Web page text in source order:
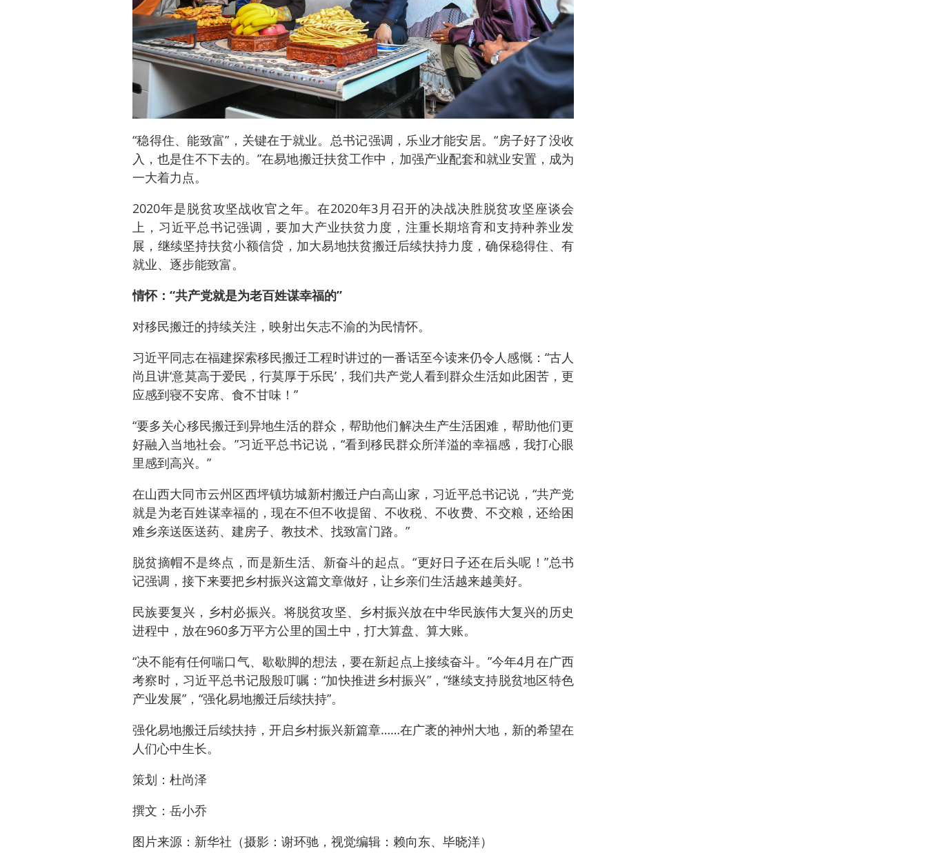
“稳得住、能致富”，关键在于就业。总书记强调，乐业才能安居。“房子好了没收
入，也是住不下去的。”在易地搬迁扶贫工作中，加强产业配套和就业安置，成为
一大着力点。
2020年是脱贫攻坚战收官之年。在2020年3月召开的决战决胜脱贫攻坚座谈会
上，习近平总书记强调，要加大产业扶贫力度，注重长期培育和支持种养业发
展，继续坚持扶贫小额信贷，加大易地扶贫搬迁后续扶持力度，确保稳得住、有
就业、逐步能致富。
情怀：“共产党就是为老百姓谋幸福的”
对移民搬迁的持续关注，映射出矢志不渝的为民情怀。
习近平同志在福建探索移民搬迁工程时讲过的一番话至今读来仍令人感慨：“古人
尚且讲‘意莫高于爱民，行莫厚于乐民’，我们共产党人看到群众生活如此困苦，更
应感到寝不安席、食不甘味！”
“要多关心移民搬迁到异地生活的群众，帮助他们解决生产生活困难，帮助他们更
好融入当地社会。”习近平总书记说，“看到移民群众所洋溢的幸福感，我打心眼
里感到高兴。”
在山西大同市云州区西坪镇坊城新村搬迁户白高山家，习近平总书记说，“共产党
就是为老百姓谋幸福的，现在不但不收提留、不收税、不收费、不交粮，还给困
难乡亲送医送药、建房子、教技术、找致富门路。”
脱贫摘帽不是终点，而是新生活、新奋斗的起点。“更好日子还在后头呢！”总书
记强调，接下来要把乡村振兴这篇文章做好，让乡亲们生活越来越美好。
民族要复兴，乡村必振兴。将脱贫攻坚、乡村振兴放在中华民族伟大复兴的历史
进程中，放在960多万平方公里的国土中，打大算盘、算大账。
“决不能有任何喘口气、歇歇脚的想法，要在新起点上接续奋斗。”今年4月在广西
考察时，习近平总书记殷殷叮嘱：“加快推进乡村振兴”，“继续支持脱贫地区特色
产业发展”，“强化易地搬迁后续扶持”。
强化易地搬迁后续扶持，开启乡村振兴新篇章……在广袤的神州大地，新的希望在
人们心中生长。
策划：杜尚泽
撰文：岳小乔
图片来源：新华社（摄影：谢环驰，视觉编辑：赖向东、毕晓洋）